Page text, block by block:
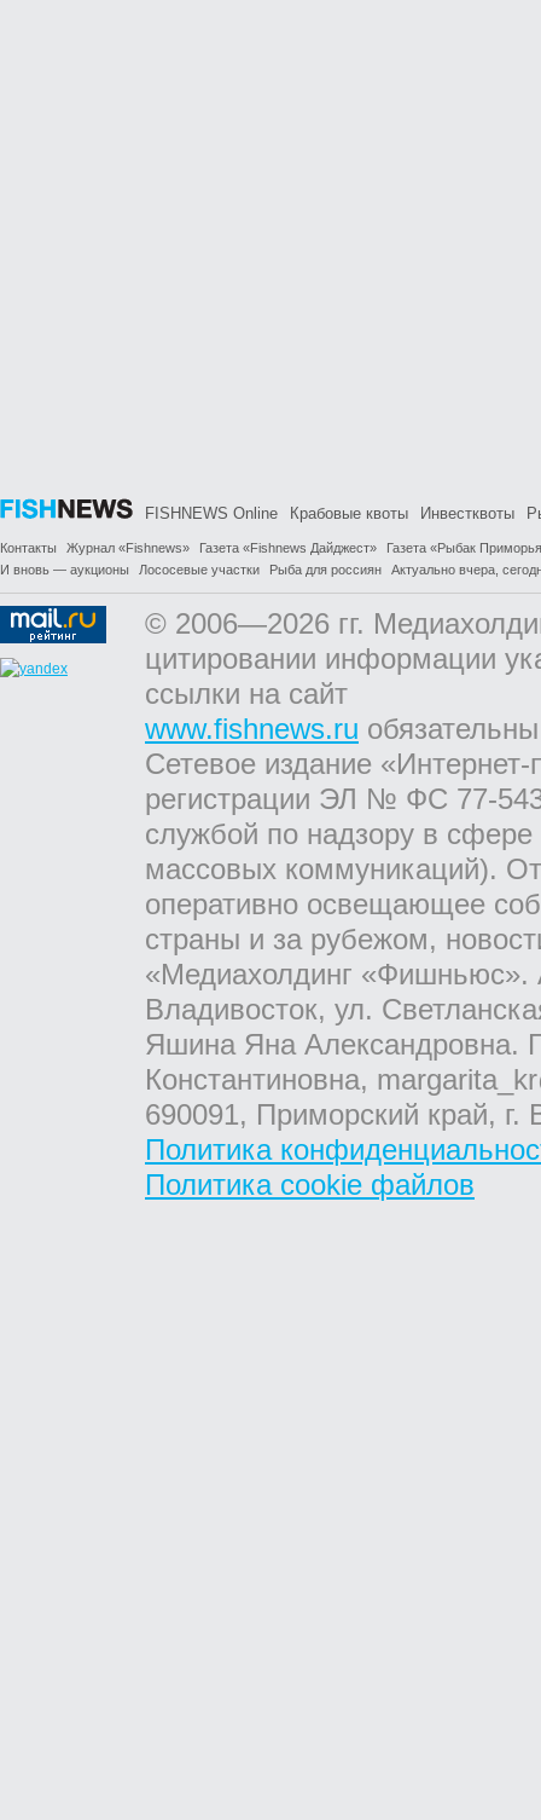
FISHNEWS Online Крабовые квоты Инвестквоты
Контакты Журнал «Fishnews» Газета «Fishnews Дайджест»
Газета «Рыбак
И вновь — аукционы
Лососевые участки Рыба для россиян Актуально вчера,
© 2006—2026 гг.
цитировании информации
ссылки на сайт
www.fishnews.ru
Сетевое издание
регистрации ЭЛ № ФС 77-
службой по надзору в
массовых коммуникаций).
оперативно освещающее
страны и за рубежом,
«Медиахолдинг «Фишньюс».
Владивосток, ул.
Яшина Яна Александровна.
Константиновна,
690091, Приморский край,
Политика
Политика cookie файлов